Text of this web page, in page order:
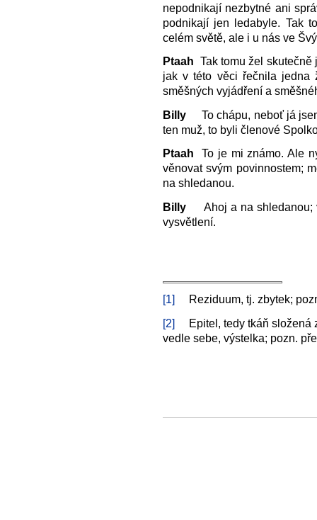
nepodnikají nezbytné ani
podnikají jen ledabyle. Tak
celém světě, ale i u nás ve
Ptaah Tak tomu žel
jak v této věci řečnila
směšných vyjádření a
Billy To chápu, neboť já
ten muž, to byli členové
Ptaah To je mi známo. Ale
věnovat svým povinnostem;
na shledanou.
Billy Ahoj a na shledanou;
vysvětlení.
[1]
Reziduum, tj. zbytek;
[2]
Epitel, tedy tkáň složená
vedle sebe, výstelka; pozn.